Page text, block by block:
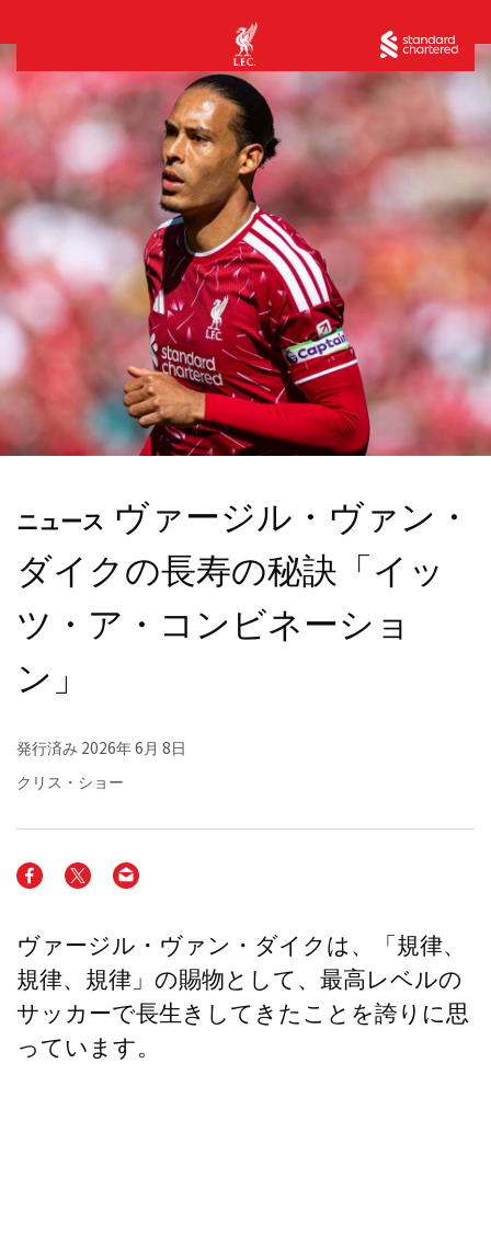
ニュース ヴァージル・ヴァン・
ダイクの長寿の秘訣「イッ
ツ・ア・コンビネーショ
ン」
発行済み 2026年 6月 8日
クリス・ショー
ヴァージル・ヴァン・ダイクは、「規律、
規律、規律」の賜物として、最高レベルの
サッカーで長生きしてきたことを誇りに思
っています。